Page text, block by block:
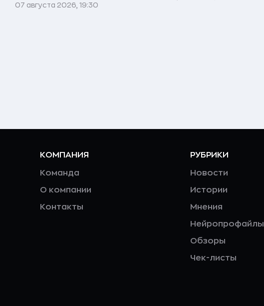
07 августа 2026, 19:30
КОМПАНИЯ
Команда
О компании
Контакты
РУБРИКИ
Новости
Истории
Мнения
Нейропрофайлы
Обзоры
Чек-листы